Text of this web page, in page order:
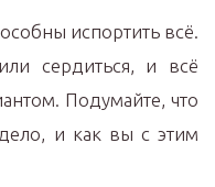
испортить всё.
сердиться, и всё
Подумайте, что
и как вы с этим